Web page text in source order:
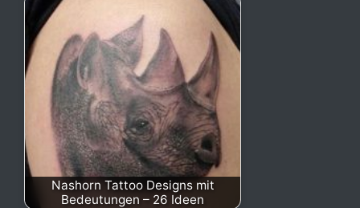
Nashorn Tattoo Designs mit
Bedeutungen – 26 Ideen